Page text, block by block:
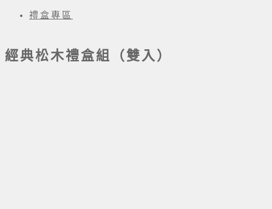
禮盒專區
經典松木禮盒組（雙入）